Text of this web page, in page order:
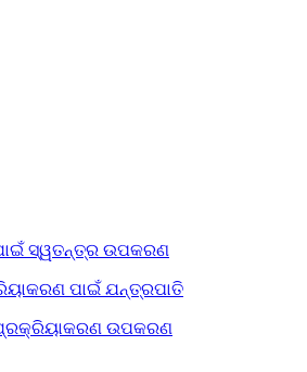
ସ୍ୱତନ୍ତ୍ର ଉପକରଣ
ପାଇଁ ଯନ୍ତ୍ରପାତି
ପ୍ରକ୍ରିୟାକରଣ ଉପକରଣ